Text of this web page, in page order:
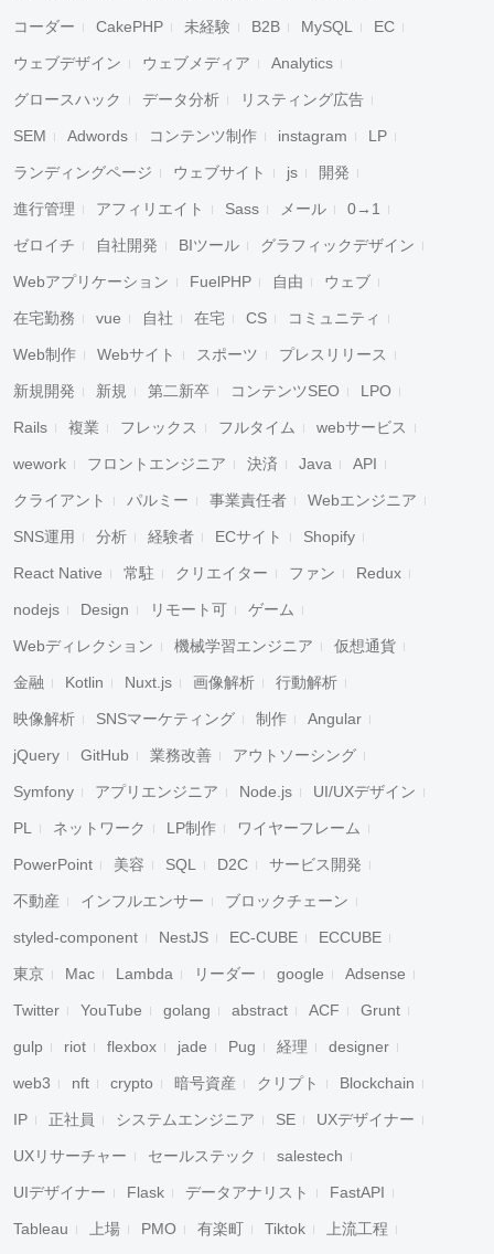
コーダー CakePHP 未経験 B2B MySQL EC
ウェブデザイン ウェブメディア Analytics
グロースハック データ分析 リスティング広告
SEM Adwords コンテンツ制作 instagram LP
ランディングページ ウェブサイト js 開発
進行管理 アフィリエイト Sass メール 0→1
ゼロイチ 自社開発 BIツール グラフィックデザイン
Webアプリケーション FuelPHP 自由 ウェブ
在宅勤務 vue 自社 在宅 CS コミュニティ
Web制作 Webサイト スポーツ プレスリリース
新規開発 新規 第二新卒 コンテンツSEO LPO
Rails 複業 フレックス フルタイム webサービス
wework フロントエンジニア 決済 Java API
クライアント パルミー 事業責任者 Webエンジニア
SNS運用 分析 経験者 ECサイト Shopify
React Native 常駐 クリエイター ファン Redux
nodejs Design リモート可 ゲーム
Webディレクション 機械学習エンジニア 仮想通貨
金融 Kotlin Nuxt.js 画像解析 行動解析
映像解析 SNSマーケティング 制作 Angular
jQuery GitHub 業務改善 アウトソーシング
Symfony アプリエンジニア Node.js UI/UXデザイン
PL ネットワーク LP制作 ワイヤーフレーム
PowerPoint 美容 SQL D2C サービス開発
不動産 インフルエンサー ブロックチェーン
styled-component NestJS EC-CUBE ECCUBE
東京 Mac Lambda リーダー google Adsense
Twitter YouTube golang abstract ACF Grunt
gulp riot flexbox jade Pug 経理 designer
web3 nft crypto 暗号資産 クリプト Blockchain
IP 正社員 システムエンジニア SE UXデザイナー
UXリサーチャー セールステック salestech
UIデザイナー Flask データアナリスト FastAPI
Tableau 上場 PMO 有楽町 Tiktok 上流工程